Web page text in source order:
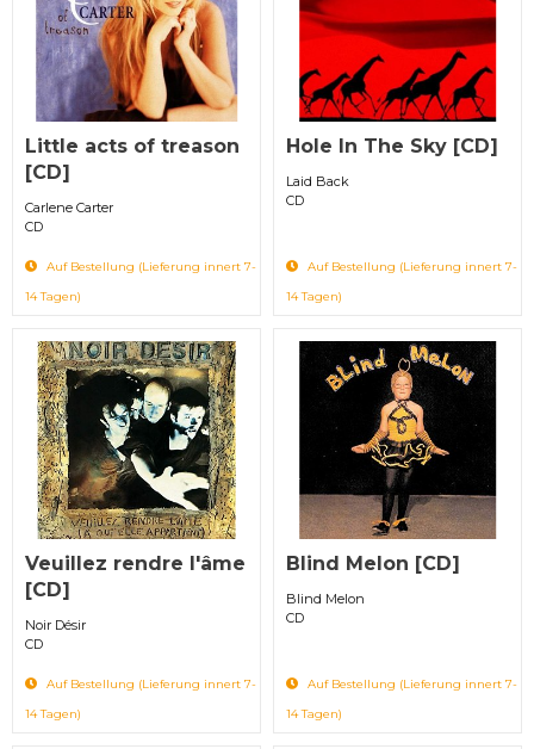
Little acts of treason
[CD]
Carlene Carter
CD
Auf Bestellung (Lieferung innert 7-
14 Tagen)
Hole In The Sky [CD]
Laid Back
CD
Auf Bestellung (Lieferung innert 7-
14 Tagen)
Veuillez rendre l'âme
[CD]
Noir Désir
CD
Auf Bestellung (Lieferung innert 7-
14 Tagen)
Blind Melon [CD]
Blind Melon
CD
Auf Bestellung (Lieferung innert 7-
14 Tagen)